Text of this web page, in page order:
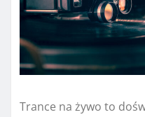
Trance na żywo to